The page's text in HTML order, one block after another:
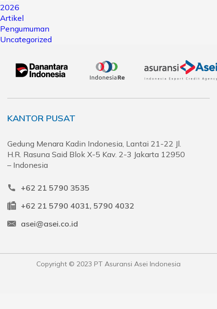
2026
Artikel
Pengumuman
Uncategorized
KANTOR PUSAT
Gedung Menara Kadin Indonesia, Lantai 21-22 Jl.
H.R. Rasuna Said Blok X-5 Kav. 2-3 Jakarta 12950
– Indonesia
+62 21 5790 3535
+62 21 5790 4031, 5790 4032
asei@asei.co.id
Copyright © 2023 PT Asuransi Asei Indonesia